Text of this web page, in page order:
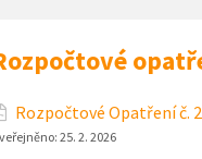
Rozpočtové Opatření č.
25. 2. 2026